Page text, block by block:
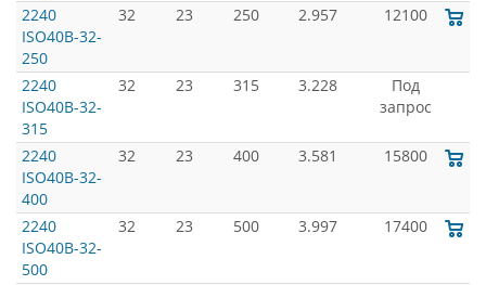
2240
ISO40B-32-
250
32 23 250 2.957 12100
2240
ISO40B-32-
315
32 23 315 3.228
Под
запрос
2240
ISO40B-32-
400
32 23 400 3.581 15800
2240
ISO40B-32-
500
32 23 500 3.997 17400